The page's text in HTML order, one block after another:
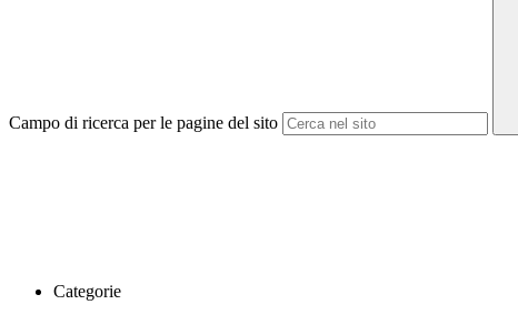
Campo di ricerca per le pagine del sito
Categorie